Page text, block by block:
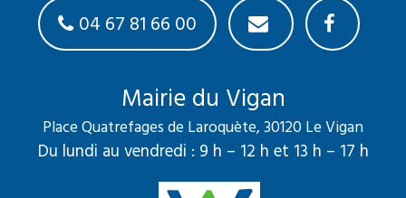
04 67 81 66 00
Mairie du Vigan
Place Quatrefages de Laroquète, 30120 Le Vigan
Du lundi au vendredi : 9 h – 12 h et 13 h – 17 h